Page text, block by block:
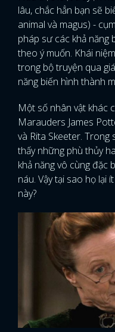
lâu, chắc hẳn bạn sẽ
animal và magus) -
pháp sư các khả năng
theo ý muốn. Khái
trong bộ truyện qua
năng biến hình thành
Một số nhân vật khác
Marauders James
và Rita Skeeter.
thấy những phù thủy
khả năng vô cùng đặc
náu. Vậy tại sao họ lại
này?